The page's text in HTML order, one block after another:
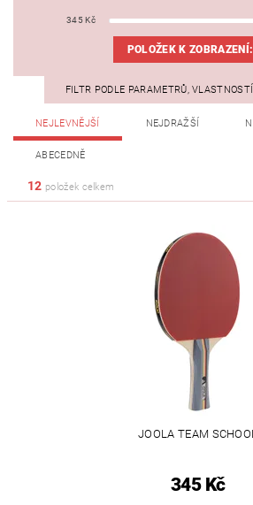
345Kč
POLOŽEK K ZOBRAZENÍ:
FILTR PODLE PARAMETRŮ,
NEJLEVNĚJŠÍ NEJDRAŽŠÍ
ABECEDNĚ
12 položek celkem
JOOLA TEAM
345 Kč